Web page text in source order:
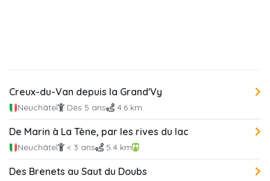
Creux-du-Van depuis la Grand'Vy
Neuchâtel Dès 5 ans 4.6 km
De Marin à La Tène, par les rives du lac
Neuchâtel < 3 ans 5.4 km
Des Brenets au Saut du Doubs